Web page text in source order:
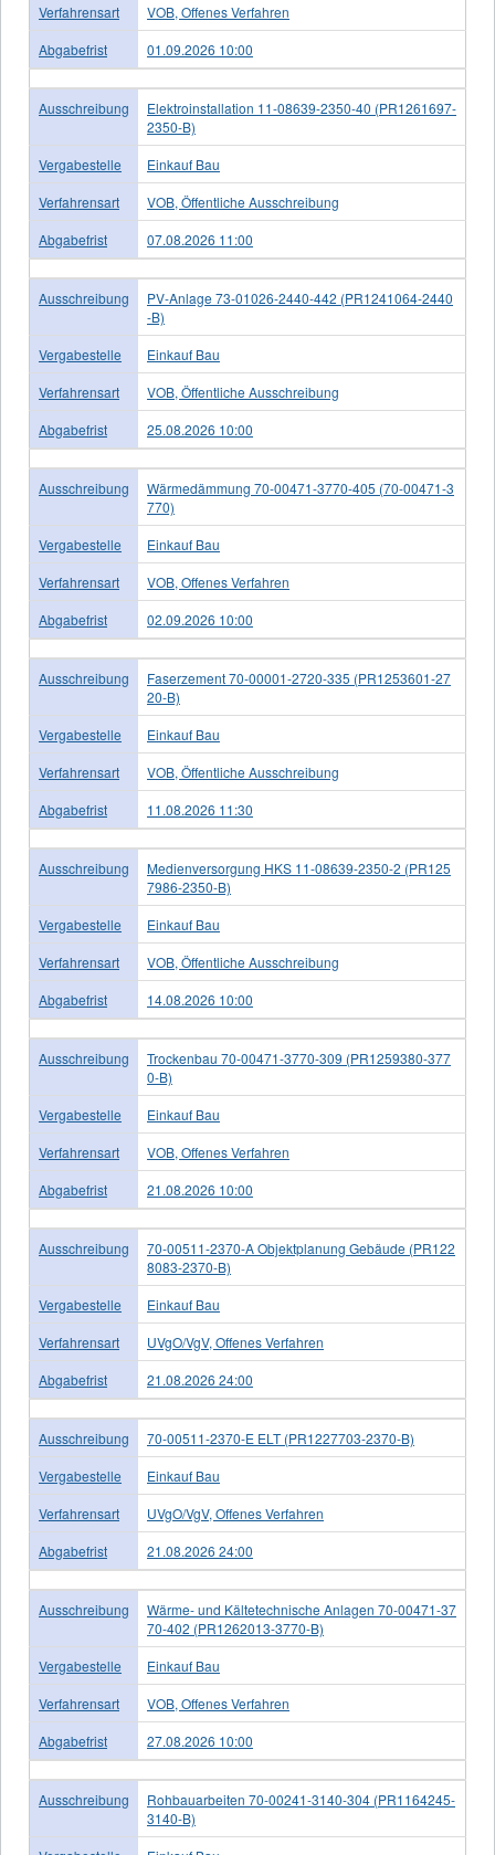
Verfahrensart
VOB, Offenes Verfahren
Abgabefrist
01.09.2026 10:00
Ausschreibung
Elektroinstallation 11-08639-2350-40 (PR1261697-
2350-B)
Vergabestelle
Einkauf Bau
Verfahrensart
VOB, Öffentliche Ausschreibung
Abgabefrist
07.08.2026 11:00
Ausschreibung
PV-Anlage 73-01026-2440-442 (PR1241064-2440
-B)
Vergabestelle
Einkauf Bau
Verfahrensart
VOB, Öffentliche Ausschreibung
Abgabefrist
25.08.2026 10:00
Ausschreibung
Wärmedämmung 70-00471-3770-405 (70-00471-3
770)
Vergabestelle
Einkauf Bau
Verfahrensart
VOB, Offenes Verfahren
Abgabefrist
02.09.2026 10:00
Ausschreibung
Faserzement 70-00001-2720-335 (PR1253601-27
20-B)
Vergabestelle
Einkauf Bau
Verfahrensart
VOB, Öffentliche Ausschreibung
Abgabefrist
11.08.2026 11:30
Ausschreibung
Medienversorgung HKS 11-08639-2350-2 (PR125
7986-2350-B)
Vergabestelle
Einkauf Bau
Verfahrensart
VOB, Öffentliche Ausschreibung
Abgabefrist
14.08.2026 10:00
Ausschreibung
Trockenbau 70-00471-3770-309 (PR1259380-377
0-B)
Vergabestelle
Einkauf Bau
Verfahrensart
VOB, Offenes Verfahren
Abgabefrist
21.08.2026 10:00
Ausschreibung
70-00511-2370-A Objektplanung Gebäude (PR122
8083-2370-B)
Vergabestelle
Einkauf Bau
Verfahrensart
UVgO/VgV, Offenes Verfahren
Abgabefrist
21.08.2026 24:00
Ausschreibung
70-00511-2370-E ELT (PR1227703-2370-B)
Vergabestelle
Einkauf Bau
Verfahrensart
UVgO/VgV, Offenes Verfahren
Abgabefrist
21.08.2026 24:00
Ausschreibung
Wärme- und Kältetechnische Anlagen 70-00471-37
70-402 (PR1262013-3770-B)
Vergabestelle
Einkauf Bau
Verfahrensart
VOB, Offenes Verfahren
Abgabefrist
27.08.2026 10:00
Ausschreibung
Rohbauarbeiten 70-00241-3140-304 (PR1164245-
3140-B)